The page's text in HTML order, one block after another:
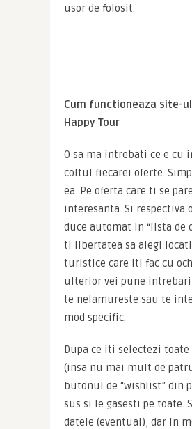
usor de folosit.
Cum functioneaza site-
Happy Tour
O sa ma intrebati ce e cu
coltul fiecarei oferte.
ea. Pe oferta care ti se pare
interesanta. Si respectiva
duce automat in “lista de
ti libertatea sa alegi
turistice care iti fac cu
ulterior vei pune intrebari
te nelamureste sau te
mod specific.
Dupa ce iti selectezi
(insa nu mai mult de
butonul de “wishlist” din
sus si le gasesti pe toate.
datele (eventual), dar in